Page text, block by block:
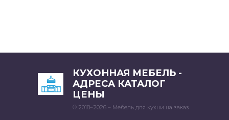
КУХОННАЯ МЕБЕЛЬ -
АДРЕСА КАТАЛОГ
ЦЕНЫ
© 2018–2026 – Мебель для кухни на заказ